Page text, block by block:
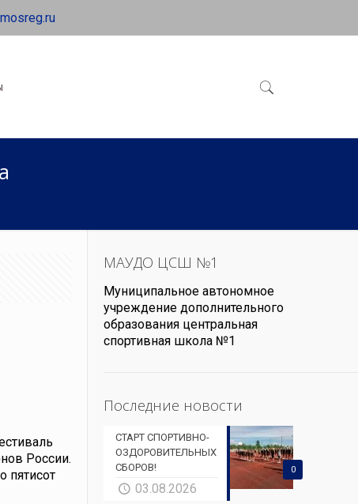
России.
пятисот
МАУДО ЦСШ №1
Муниципальное автономное
учреждение дополнительного
образования центральная
спортивная школа №1
Последние новости
0
СТАРТ СПОРТИВНО-
ОЗДОРОВИТЕЛЬНЫХ
СБОРОВ!
03.08.2026